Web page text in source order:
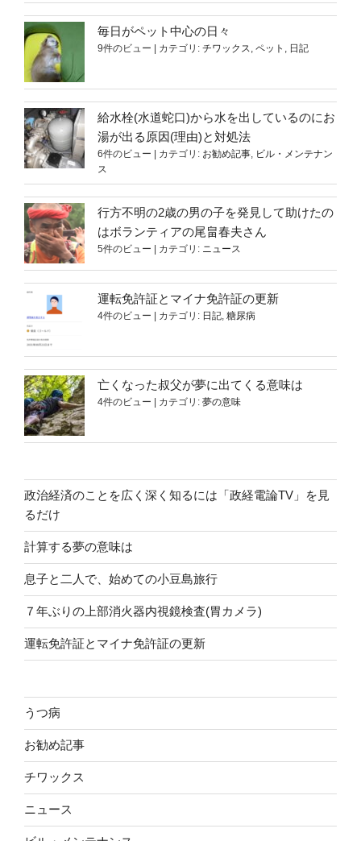
毎日がペット中心の日々
9件のビュー カテゴリ: チワックス, ペット , 日記
給水栓(水道蛇口)から水を出しているのにお
湯が出る原因(理由)と対処法
6件のビュー カテゴリ: お勧め記事, ビル・メンテナン
ス
行方不明の2歳の男の子を発見して助けたの
はボランティアの尾畠春夫さん
5件のビュー カテゴリ: ニュース
運転免許証とマイナ免許証の更新
4件のビュー カテゴリ: 日記, 糖尿病
亡くなった叔父が夢に出てくる意味は
4件のビュー カテゴリ: 夢の意味
政治経済のことを広く深く知るには「政経電論TV」を見
るだけ
計算する夢の意味は
息子と二人で、始めての小豆島旅行
７年ぶりの上部消火器内視鏡検査(胃カメラ)
運転免許証とマイナ免許証の更新
うつ病
お勧め記事
チワックス
ニュース